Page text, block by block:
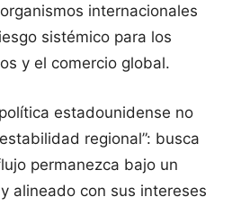
internacionales
sistémico para los
y el comercio global.
estadounidense no
regional”: busca
permanezca bajo un
alineado con sus intereses